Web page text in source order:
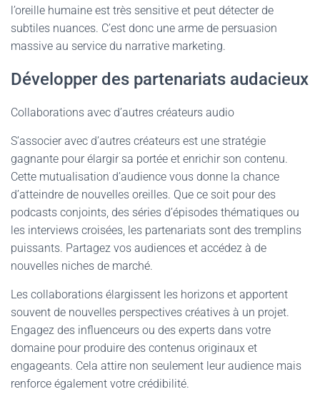
l’oreille humaine est très sensitive et peut détecter de
subtiles nuances. C’est donc une arme de persuasion
massive au service du narrative marketing.
Développer des partenariats audacieux
Collaborations avec d’autres créateurs audio
S’associer avec d’autres créateurs est une stratégie
gagnante pour élargir sa portée et enrichir son contenu.
Cette mutualisation d’audience vous donne la chance
d’atteindre de nouvelles oreilles. Que ce soit pour des
podcasts conjoints, des séries d’épisodes thématiques ou
les interviews croisées, les partenariats sont des tremplins
puissants. Partagez vos audiences et accédez à de
nouvelles niches de marché.
Les collaborations élargissent les horizons et apportent
souvent de nouvelles perspectives créatives à un projet.
Engagez des influenceurs ou des experts dans votre
domaine pour produire des contenus originaux et
engageants. Cela attire non seulement leur audience mais
renforce également votre crédibilité.